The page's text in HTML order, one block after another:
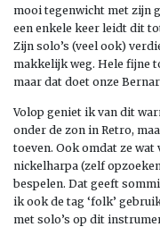
mooi tegenwicht met zijn
een enkele keer leidt dit
Zijn solo’s (veel ook)
makkelijk weg. Hele fijne
maar dat doet onze
Volop geniet ik van dit
onder de zon in Retro,
toeven. Ook omdat ze
nickelharpa (zelf
bespelen. Dat geeft
ik ook de tag ‘folk’
met solo’s op dit